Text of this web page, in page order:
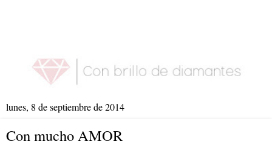
lunes, 8 de septiembre de 2014
Con mucho AMOR